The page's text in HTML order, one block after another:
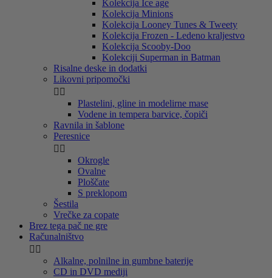
Kolekcija Ice age
Kolekcija Minions
Kolekcija Looney Tunes & Tweety
Kolekcija Frozen - Ledeno kraljestvo
Kolekcija Scooby-Doo
Kolekciji Superman in Batman
Risalne deske in dodatki
Likovni pripomočki
 
Plastelini, gline in modelirne mase
Vodene in tempera barvice, čopiči
Ravnila in šablone
Peresnice
 
Okrogle
Ovalne
Ploščate
S preklopom
Šestila
Vrečke za copate
Brez tega pač ne gre
Računalništvo
 
Alkalne, polnilne in gumbne baterije
CD in DVD mediji